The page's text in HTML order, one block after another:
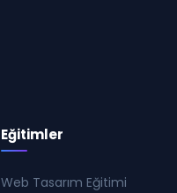
Eğitimler
Web Tasarım Eğitimi